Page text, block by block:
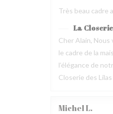
Très beau cadre
La
Cher Alain, Nous
le cadre de la
l’élégance de
Closerie des Lilas
MichelL